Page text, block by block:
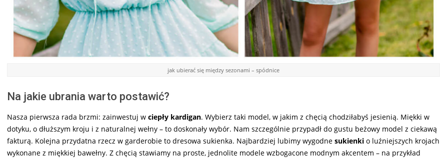
jak ubierać się między sezonami – spódnice
Na jakie ubrania warto postawić?
Nasza pierwsza rada brzmi: zainwestuj w ciepły kardigan. Wybierz taki model, w jakim z chęcią chodziłabyś jesienią. Miękki w
dotyku, o dłuższym kroju i z naturalnej wełny – to doskonały wybór. Nam szczególnie przypadł do gustu beżowy model z ciekawą
fakturą. Kolejna przydatna rzecz w garderobie to dresowa sukienka. Najbardziej lubimy wygodne sukienki o luźniejszych krojach
wykonane z miękkiej bawełny. Z chęcią stawiamy na proste, jednolite modele wzbogacone modnym akcentem – na przykład